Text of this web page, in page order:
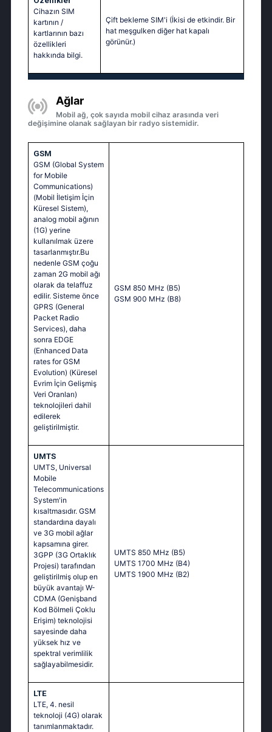
Cihazın SIM
kartının /
kartlarının bazı
özellikleri
hakkında bilgi.
Çift bekleme SIM'i (İkisi de etkindir. Bir
hat meşgulken diğer hat kapalı
görünür.)
Ağlar
Mobil ağ, çok sayıda mobil cihaz arasında veri
değişimine olanak sağlayan bir radyo sistemidir.
GSM
GSM (Global System
for Mobile
Communications)
(Mobil İletişim İçin
Küresel Sistem),
analog mobil ağının
(1G) yerine
kullanılmak üzere
tasarlanmıştır.Bu
nedenle GSM çoğu
zaman 2G mobil ağı
olarak da telaffuz
edilir. Sisteme önce
GPRS (General
Packet Radio
Services), daha
sonra EDGE
(Enhanced Data
rates for GSM
Evolution) (Küresel
Evrim İçin Gelişmiş
Veri Oranları)
teknolojileri dahil
edilerek
geliştirilmiştir.
GSM 850 MHz (B5)
GSM 900 MHz (B8)
UMTS
UMTS, Universal
Mobile
Telecommunications
System'in
kısaltmasıdır. GSM
standardına dayalı
ve 3G mobil ağlar
kapsamına girer.
3GPP (3G Ortaklık
Projesi) tarafından
geliştirilmiş olup en
büyük avantajı W-
CDMA (Genişband
Kod Bölmeli Çoklu
Erişim) teknolojisi
sayesinde daha
yüksek hız ve
spektral verimlilik
sağlayabilmesidir.
UMTS 850 MHz (B5)
UMTS 1700 MHz (B4)
UMTS 1900 MHz (B2)
LTE
LTE, 4. nesil
teknoloji (4G) olarak
tanımlanmaktadır.